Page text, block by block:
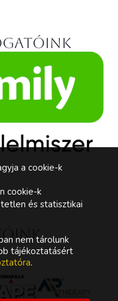
a cookie-k
cookie-k
és statisztikai
nem tárolunk
tájékoztatásért
.